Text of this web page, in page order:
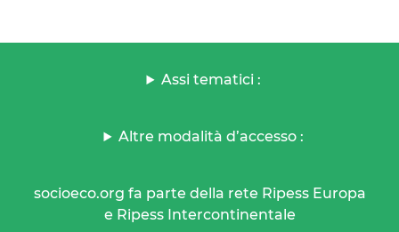
Assi tematici :
Altre modalità d’accesso :
socioeco.org fa parte della rete Ripess Europa
e Ripess Intercontinentale